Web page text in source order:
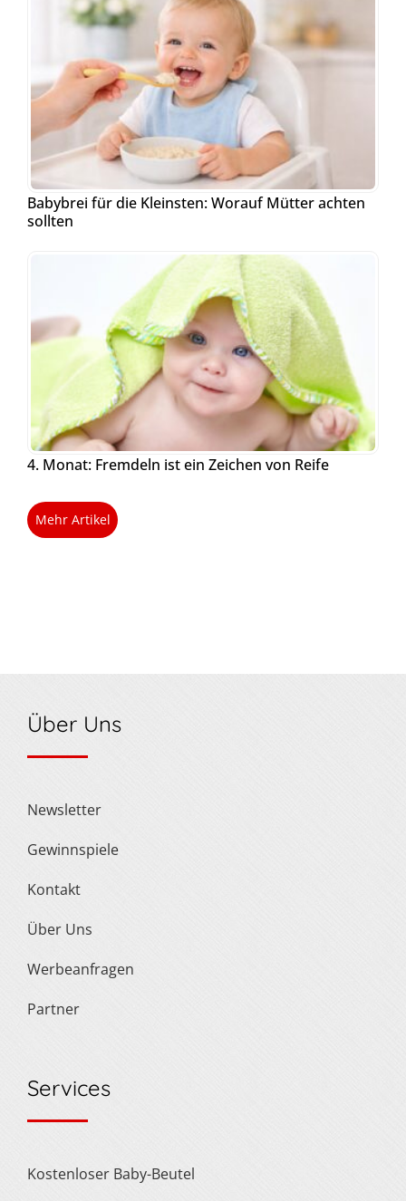
Babybrei für die Kleinsten: Worauf Mütter achten
sollten
4. Monat: Fremdeln ist ein Zeichen von Reife
Mehr Artikel
Über Uns
Newsletter
Gewinnspiele
Kontakt
Über Uns
Werbeanfragen
Partner
Services
Kostenloser Baby-Beutel